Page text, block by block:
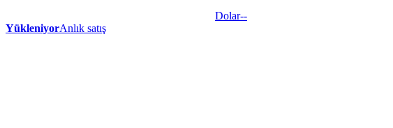
Dolar--
YükleniyorAnlık satış